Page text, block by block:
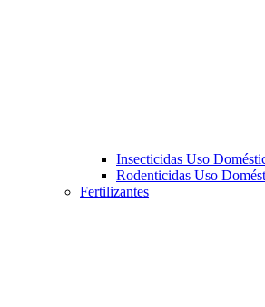
Insecticidas Uso
Rodenticidas Uso
Fertilizantes